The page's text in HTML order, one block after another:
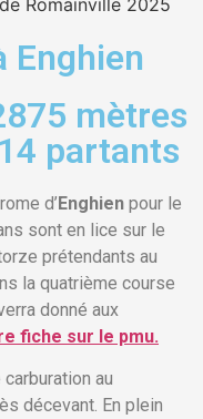
Enghien
mètres
partants
d’Enghien pour le
sont en lice sur le
prétendants au
la quatrième course
donné aux
fiche sur le pmu.
au
décevant. En plein